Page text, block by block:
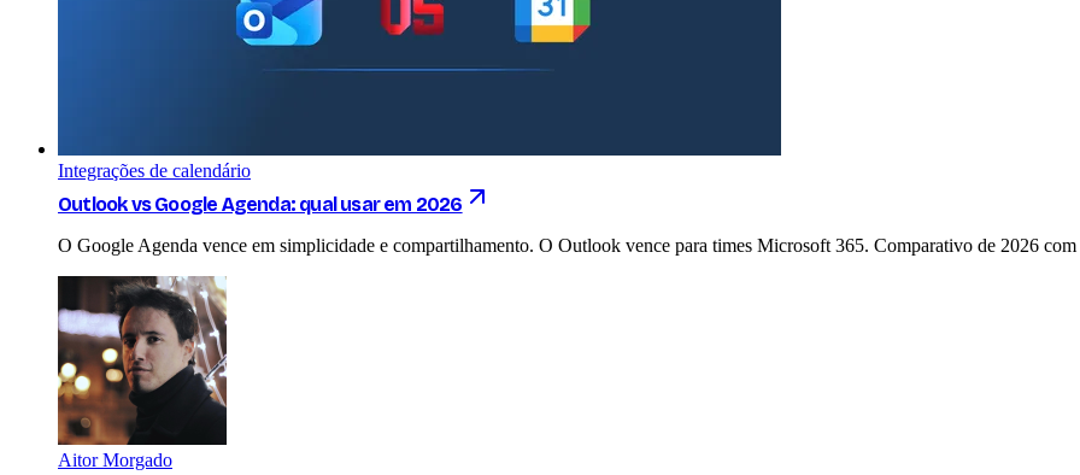
Integrações de calendário
Outlook vs Google Agenda: qual usar em 2026
O Google Agenda vence em simplicidade e compartilhamento. O Outlook vence para times Microsoft 365. Comparativo de 2026 com
Aitor Morgado